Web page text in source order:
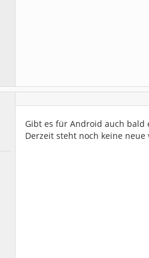
Gibt es für Android auch bald
Derzeit steht noch keine